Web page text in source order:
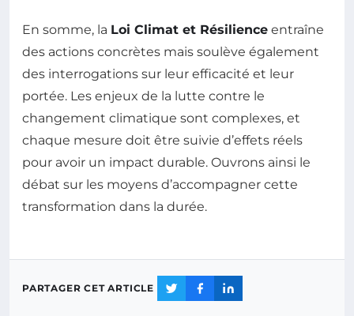
En somme, la Loi Climat et Résilience entraîne
des actions concrètes mais soulève également
des interrogations sur leur efficacité et leur
portée. Les enjeux de la lutte contre le
changement climatique sont complexes, et
chaque mesure doit être suivie d’effets réels
pour avoir un impact durable. Ouvrons ainsi le
débat sur les moyens d’accompagner cette
transformation dans la durée.
PARTAGER CET ARTICLE